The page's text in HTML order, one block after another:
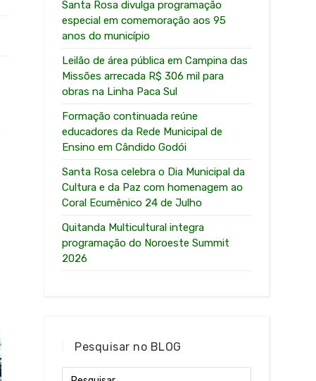
Santa Rosa divulga programação
especial em comemoração aos 95
anos do município
Leilão de área pública em Campina das
Missões arrecada R$ 306 mil para
obras na Linha Paca Sul
Formação continuada reúne
educadores da Rede Municipal de
Ensino em Cândido Godói
Santa Rosa celebra o Dia Municipal da
Cultura e da Paz com homenagem ao
Coral Ecumênico 24 de Julho
Quitanda Multicultural integra
programação do Noroeste Summit
2026
Pesquisar no BLOG